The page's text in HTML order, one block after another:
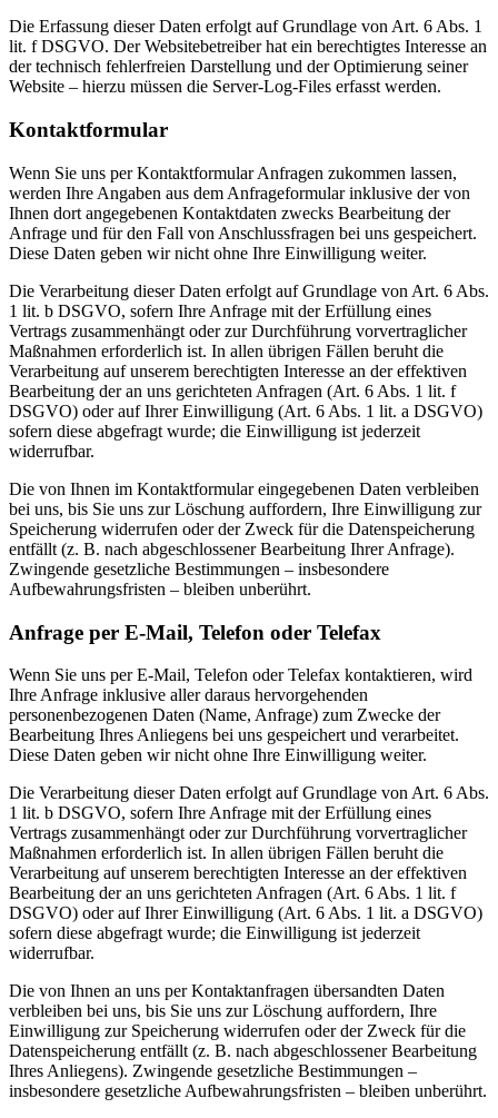
Die Erfassung dieser Daten erfolgt auf Grundlage von Art. 6 Abs. 1
lit. f DSGVO. Der Websitebetreiber hat ein berechtigtes Interesse an
der technisch fehlerfreien Darstellung und der Optimierung seiner
Website – hierzu müssen die Server-Log-Files erfasst werden.
Kontaktformular
Wenn Sie uns per Kontaktformular Anfragen zukommen lassen,
werden Ihre Angaben aus dem Anfrageformular inklusive der von
Ihnen dort angegebenen Kontaktdaten zwecks Bearbeitung der
Anfrage und für den Fall von Anschlussfragen bei uns gespeichert.
Diese Daten geben wir nicht ohne Ihre Einwilligung weiter.
Die Verarbeitung dieser Daten erfolgt auf Grundlage von Art. 6 Abs.
1 lit. b DSGVO, sofern Ihre Anfrage mit der Erfüllung eines
Vertrags zusammenhängt oder zur Durchführung vorvertraglicher
Maßnahmen erforderlich ist. In allen übrigen Fällen beruht die
Verarbeitung auf unserem berechtigten Interesse an der effektiven
Bearbeitung der an uns gerichteten Anfragen (Art. 6 Abs. 1 lit. f
DSGVO) oder auf Ihrer Einwilligung (Art. 6 Abs. 1 lit. a DSGVO)
sofern diese abgefragt wurde; die Einwilligung ist jederzeit
widerrufbar.
Die von Ihnen im Kontaktformular eingegebenen Daten verbleiben
bei uns, bis Sie uns zur Löschung auffordern, Ihre Einwilligung zur
Speicherung widerrufen oder der Zweck für die Datenspeicherung
entfällt (z. B. nach abgeschlossener Bearbeitung Ihrer Anfrage).
Zwingende gesetzliche Bestimmungen – insbesondere
Aufbewahrungsfristen – bleiben unberührt.
Anfrage per E-Mail, Telefon oder Telefax
Wenn Sie uns per E-Mail, Telefon oder Telefax kontaktieren, wird
Ihre Anfrage inklusive aller daraus hervorgehenden
personenbezogenen Daten (Name, Anfrage) zum Zwecke der
Bearbeitung Ihres Anliegens bei uns gespeichert und verarbeitet.
Diese Daten geben wir nicht ohne Ihre Einwilligung weiter.
Die Verarbeitung dieser Daten erfolgt auf Grundlage von Art. 6 Abs.
1 lit. b DSGVO, sofern Ihre Anfrage mit der Erfüllung eines
Vertrags zusammenhängt oder zur Durchführung vorvertraglicher
Maßnahmen erforderlich ist. In allen übrigen Fällen beruht die
Verarbeitung auf unserem berechtigten Interesse an der effektiven
Bearbeitung der an uns gerichteten Anfragen (Art. 6 Abs. 1 lit. f
DSGVO) oder auf Ihrer Einwilligung (Art. 6 Abs. 1 lit. a DSGVO)
sofern diese abgefragt wurde; die Einwilligung ist jederzeit
widerrufbar.
Die von Ihnen an uns per Kontaktanfragen übersandten Daten
verbleiben bei uns, bis Sie uns zur Löschung auffordern, Ihre
Einwilligung zur Speicherung widerrufen oder der Zweck für die
Datenspeicherung entfällt (z. B. nach abgeschlossener Bearbeitung
Ihres Anliegens). Zwingende gesetzliche Bestimmungen –
insbesondere gesetzliche Aufbewahrungsfristen – bleiben unberührt.